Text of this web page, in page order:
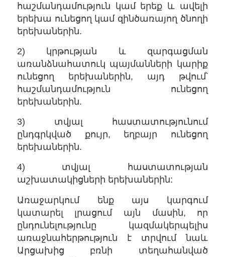
հաշմանդամություն կամ երեք և ավելի
երեխա ունեցող կամ զինծառայող ծնողի
երեխաներին.
2) կրթության և զարգացման
առանձնահատուկ պայմանների կարիք
ունեցող երեխաներին, այդ թվում՝
հաշմանդամություն ունեցող
երեխաներին.
3) տվյալ հաստատությունում
ընդգրկված քույր, եղբայր ունեցող
երեխաներին.
4) տվյալ հաստատության
աշխատակիցների երեխաներին:
Առաջարկում ենք այս կարգում
կատարել լրացում այն մասին, որ
ընդունելությունը կազմակերպելիս
առաջնահերթություն է տրվում նաև
Արցախից բռնի տեղահանված